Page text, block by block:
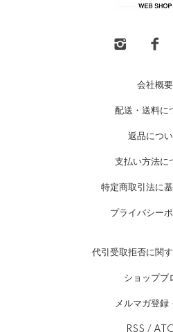
会社概要
配送・送料に
返品につ
支払い方法に
特定商取引法に
プライバシー
代引受取拒否に関
ショップブ
メルマガ登録
RSS /